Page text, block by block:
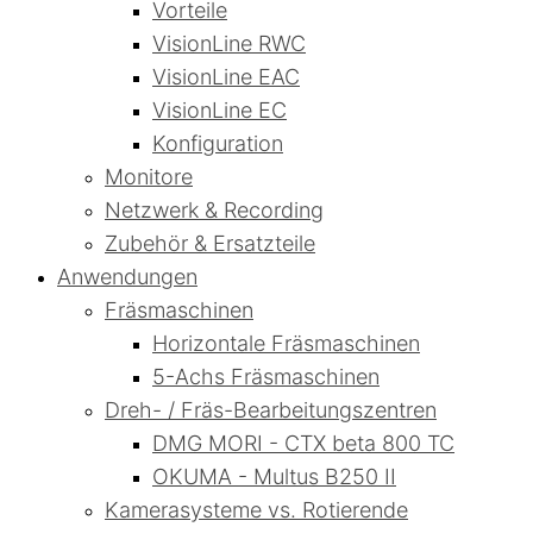
Vorteile
VisionLine RWC
VisionLine EAC
VisionLine EC
Konfiguration
Monitore
Netzwerk & Recording
Zubehör & Ersatzteile
Anwendungen
Fräsmaschinen
Horizontale Fräsmaschinen
5-Achs Fräsmaschinen
Dreh- / Fräs-Bearbeitungszentren
DMG MORI - CTX beta 800 TC
OKUMA - Multus B250 II
Kamerasysteme vs. Rotierende